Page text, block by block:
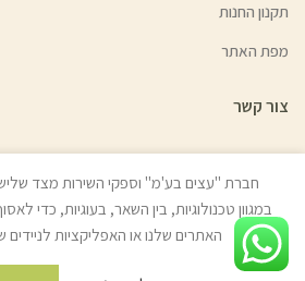
תקנון החנות
מפת האתר
צור קשר
© כל הזכויות שמורות לעצים בע"מ (איתן טל) 2022 | האתר נבנה ע״י
בניית אתרים
חברת "עצים בע'מ" וספקי השירות מצד
במגוון טכנולוגיות, בין השאר, בעוגיות, כדי
האתרים שלנו או האפליקציות לניידים